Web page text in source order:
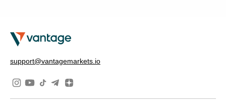
support@vantagemarkets.io